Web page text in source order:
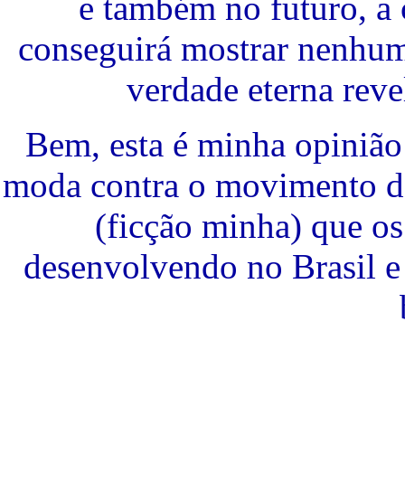
conseguirá mostrar
verdade eterna
Bem, esta é minha
moda contra o
(ficção minha) que
desenvolvendo no Brasil